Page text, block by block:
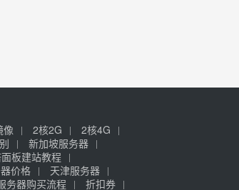
像 2核2G
2核4G
新加坡服务器
板建站教程
价格
天津服务器
务器购买流程 折扣券